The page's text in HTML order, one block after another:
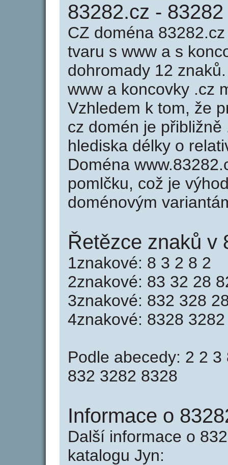
83282.cz - 83282
CZ doména
tvaru s www a s
dohromady 12
www a koncovky .cz
Vzhledem k tom, že
cz domén je
hlediska délky o
Doména
pomlčku, což je
doménovým
Řetězce znaků v
1znakové: 8 3 2 8 2
2znakové: 83 32 28
3znakové: 832 328
4znakové: 8328 3282
Podle abecedy: 2 2
832 3282 8328
Informace o
Další informace o
katalogu Jyn: